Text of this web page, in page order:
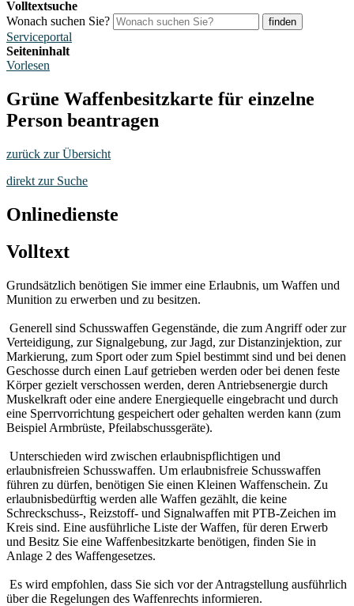
Volltextsuche
Wonach suchen Sie?
finden
Serviceportal
Seiteninhalt
Vorlesen
Grüne Waffenbesitzkarte für einzelne
Person beantragen
zurück zur Übersicht
direkt zur Suche
Onlinedienste
Volltext
Grundsätzlich benötigen Sie immer eine Erlaubnis, um Waffen und
Munition zu erwerben und zu besitzen.
Generell sind Schusswaffen Gegenstände, die zum Angriff oder zur
Verteidigung, zur Signalgebung, zur Jagd, zur Distanzinjektion, zur
Markierung, zum Sport oder zum Spiel bestimmt sind und bei denen
Geschosse durch einen Lauf getrieben werden oder bei denen feste
Körper gezielt verschossen werden, deren Antriebsenergie durch
Muskelkraft oder eine andere Energiequelle eingebracht und durch
eine Sperrvorrichtung gespeichert oder gehalten werden kann (zum
Beispiel Armbrüste, Pfeilabschussgeräte).
Unterschieden wird zwischen erlaubnispflichtigen und
erlaubnisfreien Schusswaffen. Um erlaubnisfreie Schusswaffen
führen zu dürfen, benötigen Sie einen Kleinen Waffenschein. Zu
erlaubnisbedürftig werden alle Waffen gezählt, die keine
Schreckschuss-, Reizstoff- und Signalwaffen mit PTB-Zeichen im
Kreis sind. Eine ausführliche Liste der Waffen, für deren Erwerb
und Besitz Sie eine Waffenbesitzkarte benötigen, finden Sie in
Anlage 2 des Waffengesetzes.
Es wird empfohlen, dass Sie sich vor der Antragstellung ausführlich
über die Regelungen des Waffenrechts informieren.